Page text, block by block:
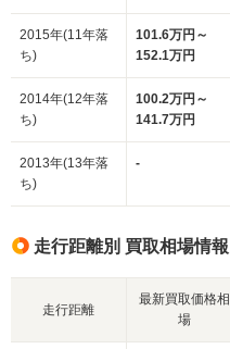
2015年(11年落
ち)
101.6万円～
152.1万円
2014年(12年落
ち)
100.2万円～
141.7万円
2013年(13年落
ち)
-
走行距離別 買取相場情報
走行距離
最新買取価格相
場